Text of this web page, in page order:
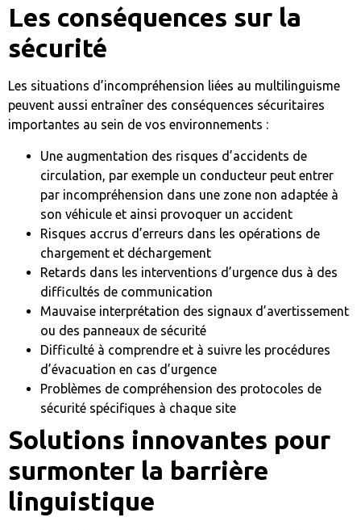
Les conséquences sur la
sécurité
Les situations d’incompréhension liées au multilinguisme
peuvent aussi entraîner des conséquences sécuritaires
importantes au sein de vos environnements :
Une augmentation des risques d’accidents de
circulation, par exemple un conducteur peut entrer
par incompréhension dans une zone non adaptée à
son véhicule et ainsi provoquer un accident
Risques accrus d’erreurs dans les opérations de
chargement et déchargement
Retards dans les interventions d’urgence dus à des
difficultés de communication
Mauvaise interprétation des signaux d’avertissement
ou des panneaux de sécurité
Difficulté à comprendre et à suivre les procédures
d’évacuation en cas d’urgence
Problèmes de compréhension des protocoles de
sécurité spécifiques à chaque site
Solutions innovantes pour
surmonter la barrière
linguistique